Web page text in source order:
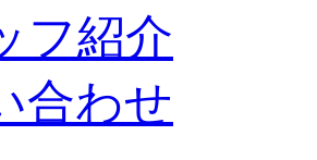
フ紹介
合わせ